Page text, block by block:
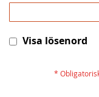
Visa lösenord